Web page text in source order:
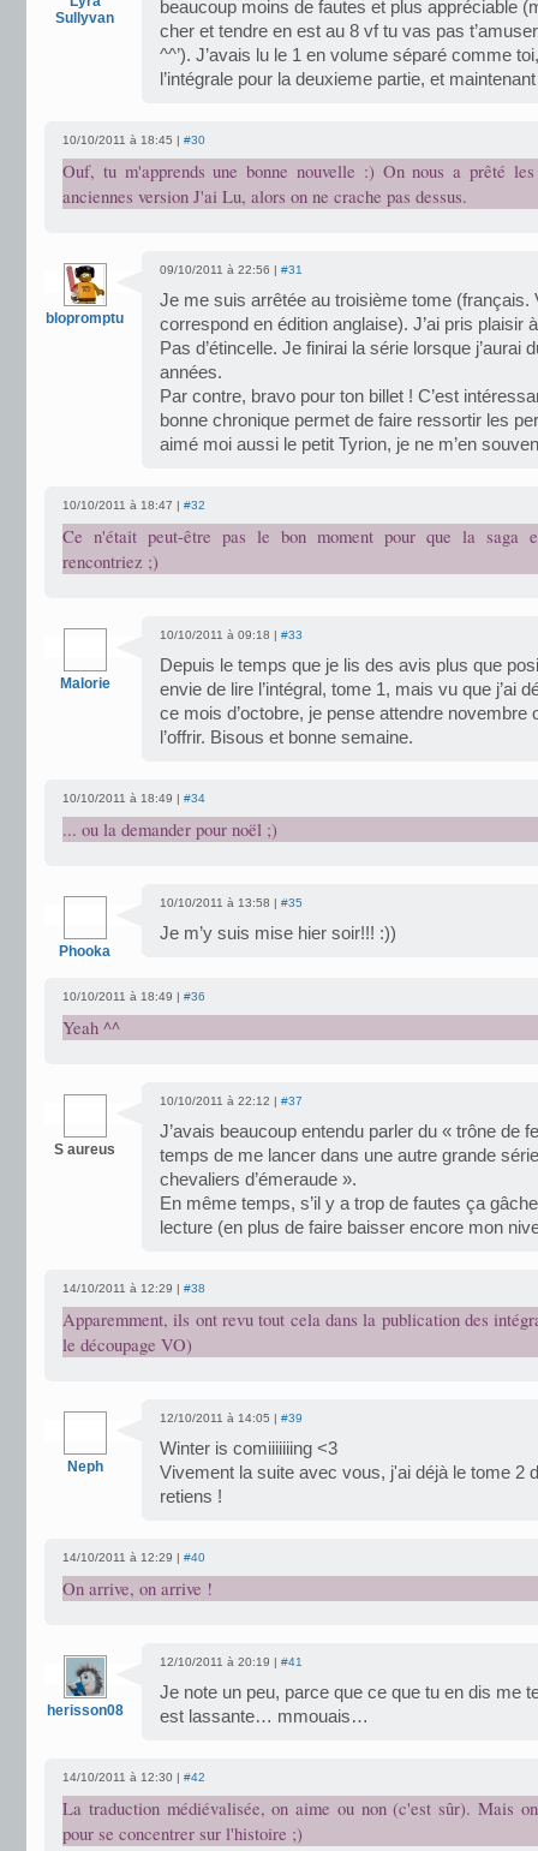
Sullyvan
beaucoup moins de fautes et plus appréciable
cher et tendre en est au 8 vf tu vas pas
^^’). J’avais lu le 1 en volume séparé comme
l’intégrale pour la deuxieme partie, et
10/10/2011 à 18:45 | #30
Ouf, tu m'apprends une bonne nouvelle :) On nous a prêté
anciennes version J'ai Lu, alors on ne crache pas dessus.
blopromptu
09/10/2011 à 22:56 | #31
Je me suis arrêtée au troisième tome (français.
correspond en édition anglaise). J’ai pris plaisir
Pas d’étincelle. Je finirai la série lorsque
années.
Par contre, bravo pour ton billet ! C’est
bonne chronique permet de faire ressortir les
aimé moi aussi le petit Tyrion, je ne m’en
10/10/2011 à 18:47 | #32
Ce n'était peut-être pas le bon moment pour que la saga
rencontriez ;)
Malorie
10/10/2011 à 09:18 | #33
Depuis le temps que je lis des avis plus que
envie de lire l’intégral, tome 1, mais vu que j’ai
ce mois d’octobre, je pense attendre novembre
l’offrir. Bisous et bonne semaine.
10/10/2011 à 18:49 | #34
... ou la demander pour noël ;)
Phooka
10/10/2011 à 13:58 | #35
Je m’y suis mise hier soir!!! :))
10/10/2011 à 18:49 | #36
Yeah ^^
S aureus
10/10/2011 à 22:12 | #37
J’avais beaucoup entendu parler du « trône de
temps de me lancer dans une autre grande
chevaliers d’émeraude ».
En même temps, s’il y a trop de fautes ça
lecture (en plus de faire baisser encore mon
14/10/2011 à 12:29 | #38
Apparemment, ils ont revu tout cela dans la publication des
le découpage VO)
Neph
12/10/2011 à 14:05 | #39
Winter is comiiiiiiing <3
Vivement la suite avec vous, j'ai déjà le tome 2
retiens !
14/10/2011 à 12:29 | #40
On arrive, on arrive !
herisson08
12/10/2011 à 20:19 | #41
Je note un peu, parce que ce que tu en dis me
est lassante… mmouais…
14/10/2011 à 12:30 | #42
La traduction médiévalisée, on aime ou non (c'est sûr). Mais
pour se concentrer sur l'histoire ;)